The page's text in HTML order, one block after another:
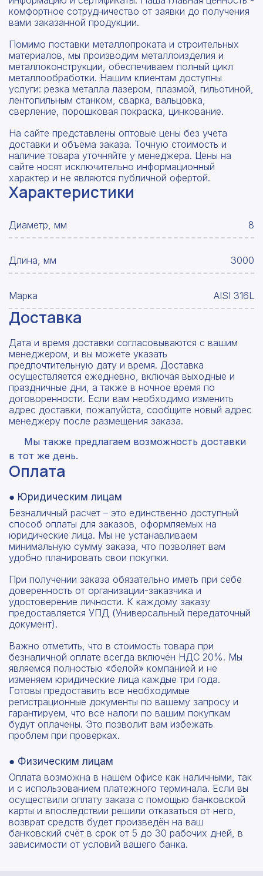
комфортное сотрудничество от заявки до получения
вами заказанной продукции.
Помимо поставки металлопроката и строительных
материалов, мы производим металлоизделия и
металлоконструкции, обеспечиваем полный цикл
металлообработки. Нашим клиентам доступны
услуги: резка металла лазером, плазмой, гильотиной,
лентопильным станком, сварка, вальцовка,
сверление, порошковая покраска, цинкование.
На сайте представлены оптовые цены без учета
доставки и объёма заказа. Точную стоимость и
наличие товара уточняйте у менеджера. Цены на
сайте носят исключительно информационный
характер и не являются публичной офертой.
Характеристики
Диаметр, мм 8
Длина, мм 3000
Марка AISI 316L
Доставка
Дата и время доставки согласовываются с вашим
менеджером, и вы можете указать
предпочтительную дату и время. Доставка
осуществляется ежедневно, включая выходные и
праздничные дни, а также в ночное время по
договоренности. Если вам необходимо изменить
адрес доставки, пожалуйста, сообщите новый адрес
менеджеру после размещения заказа.
Мы также предлагаем возможность доставки
в тот же день.
Оплата
● Юридическим лицам
Безналичный расчет – это единственно доступный
способ оплаты для заказов, оформляемых на
юридические лица. Мы не устанавливаем
минимальную сумму заказа, что позволяет вам
удобно планировать свои покупки.
При получении заказа обязательно иметь при себе
доверенность от организации-заказчика и
удостоверение личности. К каждому заказу
предоставляется УПД (Универсальный передаточный
документ).
Важно отметить, что в стоимость товара при
безналичной оплате всегда включён НДС 20%. Мы
являемся полностью «белой» компанией и не
изменяем юридические лица каждые три года.
Готовы предоставить все необходимые
регистрационные документы по вашему запросу и
гарантируем, что все налоги по вашим покупкам
будут оплачены. Это позволит вам избежать
проблем при проверках.
● Физическим лицам
Оплата возможна в нашем офисе как наличными, так
и с использованием платежного терминала. Если вы
осуществили оплату заказа с помощью банковской
карты и впоследствии решили отказаться от него,
возврат средств будет произведён на ваш
банковский счёт в срок от 5 до 30 рабочих дней, в
зависимости от условий вашего банка.